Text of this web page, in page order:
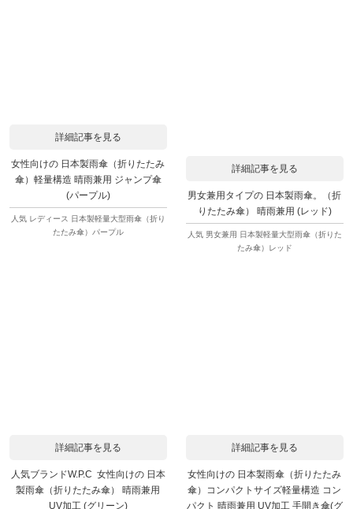
詳細記事を見る
女性向けの 日本製雨傘（折りたたみ
傘）軽量構造 晴雨兼用 ジャンプ傘
(パープル)
人気 レディース 日本製軽量大型雨傘（折り
たたみ傘）パープル
詳細記事を見る
男女兼用タイプの 日本製雨傘。（折
りたたみ傘） 晴雨兼用 (レッド)
人気 男女兼用 日本製軽量大型雨傘（折りた
たみ傘）レッド
詳細記事を見る
人気ブランドW.P.C 女性向けの 日本
製雨傘（折りたたみ傘） 晴雨兼用
UV加工 (グリーン)
詳細記事を見る
女性向けの 日本製雨傘（折りたたみ
傘）コンパクトサイズ軽量構造 コン
パクト 晴雨兼用 UV加工 手開き傘(グ